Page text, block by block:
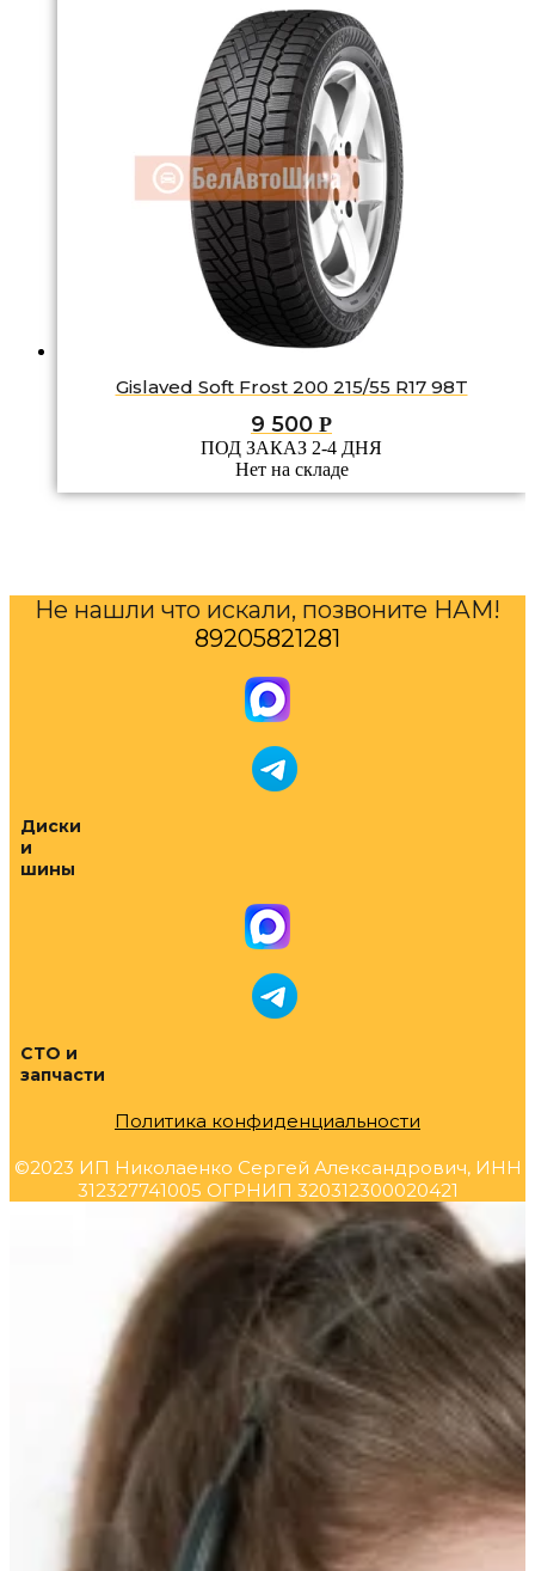
Gislaved Soft Frost 200 215/55 R17 98T
9 500 Р
ПОД ЗАКАЗ 2-4 ДНЯ
Нет на складе
Не нашли что искали, позвоните НАМ!
89205821281
Диски
и
шины
СТО и
запчасти
Политика конфиденциальности
©2023 ИП Николаенко Сергей Александрович, ИНН
312327741005 ОГРНИП 320312300020421